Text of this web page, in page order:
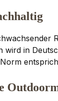
wird in